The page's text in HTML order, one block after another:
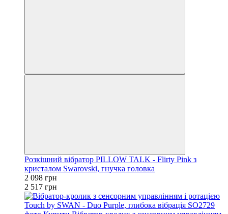
Розкішний вібратор PILLOW TALK - Flirty Pink з
кристалом Swarovski, гнучка головка
2 098 грн
2 517 грн